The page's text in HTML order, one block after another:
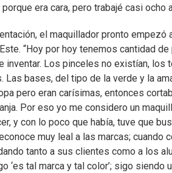
era cara, pero trabajé casi ocho
el maquillador pronto
“Hoy por hoy tenemos cantidad
Los pinceles no existían, los
bases, del tipo de la verde y la
pero eran carísimas, entonces
Por eso yo me considero un
y con lo poco que había, tuve que
muy leal a las marcas; cuando
tanto a sus clientes como a los
‘es tal marca y tal color’; sigo siendo